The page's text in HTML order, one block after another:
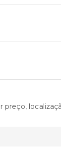
preço,